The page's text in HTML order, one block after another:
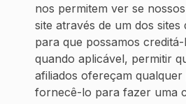
nos permitem ver se
site através de um dos
para que possamos
quando aplicável, permitir
afiliados ofereçam
fornecê-lo para fazer uma